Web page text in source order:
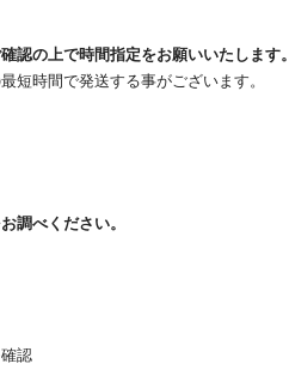
認の上で時間指定をお願いいたします。
短時間で発送する事がございます。
調べください。
認